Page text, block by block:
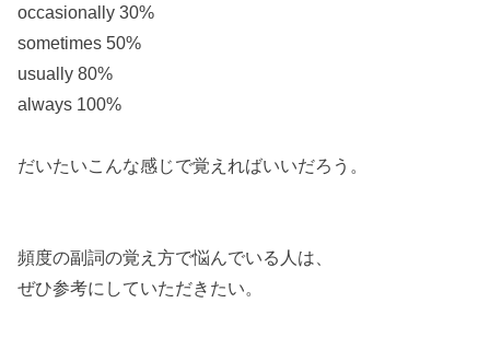
occasionally 30%
sometimes 50%
usually 80%
always 100%
だいたいこんな感じで覚えればいいだろう。
頻度の副詞の覚え方で悩んでいる人は、
ぜひ参考にしていただきたい。